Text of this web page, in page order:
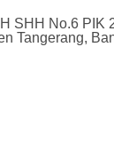
SHH No.6 PIK
Tangerang,